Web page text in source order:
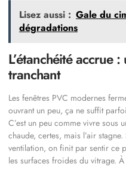
Lisez aussi : Gale du
dégradations
L’étanchéité accrue
tranchant
Les fenêtres PVC modernes
ouvrant un peu, ça ne suffit
C’est un peu comme vivre sous
chaude, certes, mais l’air
ventilation, on finit par sentir ce
les surfaces froides du vitrage.